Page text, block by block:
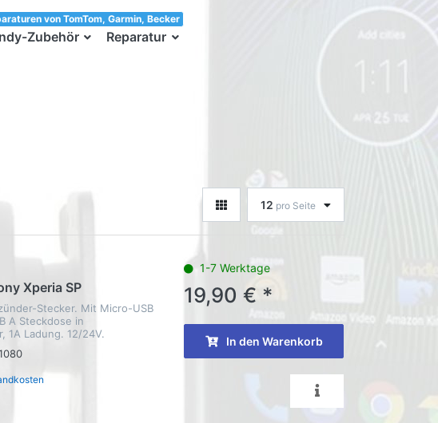
Zubehör
33!
Reparatur
von TomTom, Garmin, Becker
12 pro Seite
Xperia SP
Stecker. Mit Micro-USB
A Steckdose in
1A Ladung. 12/24V.
1-7 Werktage
19,90 € *
In den Warenkorb